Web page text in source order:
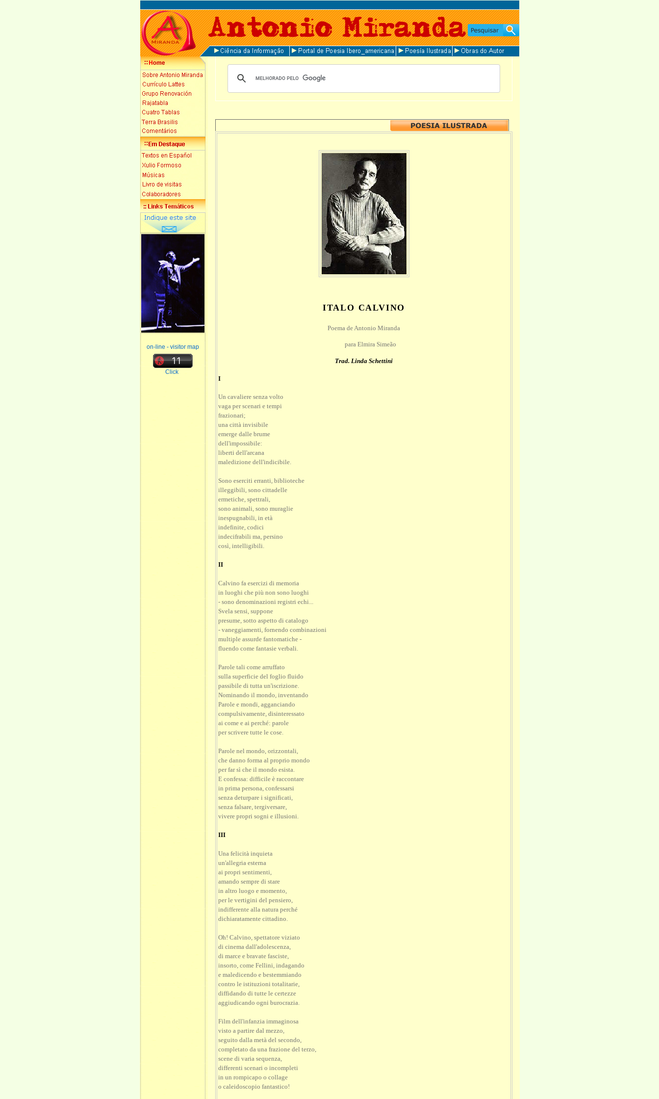
on-line - visitor map
Click
ITALO CALVINO
Poema de Antonio Miranda
para Elmira Simeão
Trad. Linda Schettini
I
Un cavaliere senza volto
vaga per scenari e tempi
frazionari;
una città invisibile
emerge dalle brume
dell'impossibile:
liberti dell'arcana
maledizione dell'indicibile.
Sono eserciti erranti, biblioteche
illeggibili, sono cittadelle
ermetiche, spettrali,
sono animali, sono muraglie
inespugnabili, in età
indefinite, codici
indecifrabili ma, persino
così, intelligibili.
II
Calvino fa esercizi di memoria
in luoghi che più non sono luoghi
- sono denominazioni registri echi...
Svela sensi, suppone
presume, sotto aspetto di catalogo
- vaneggiamenti, fornendo combinazioni
multiple assurde fantomatiche -
fluendo come fantasie verbali.
Parole tali come arruffato
sulla superficie del foglio fluido
passibile di tutta un'iscrizione.
Nominando il mondo, inventando
Parole e mondi, agganciando
compulsivamente, disinteressato
ai come e ai perché: parole
per scrivere tutte le cose.
Parole nel mondo, orizzontali,
che danno forma al proprio mondo
per far sì che il mondo esista.
E confessa: difficile è raccontare
in prima persona, confessarsi
senza deturpare i significati,
senza falsare, tergiversare,
vivere propri sogni e illusioni.
III
Una felicità inquieta
un'allegria esterna
ai propri sentimenti,
amando sempre di stare
in altro luogo e momento,
per le vertigini del pensiero,
indifferente alla natura perché
dichiaratamente cittadino.
Oh! Calvino, spettatore viziato
di cinema dall'adolescenza,
di marce e bravate fasciste,
insorto, come Fellini, indagando
e maledicendo e bestemmiando
contro le istituzioni totalitarie,
diffidando di tutte le certezze
aggiudicando ogni burocrazia.
Film dell'infanzia immaginosa
visto a partire dal mezzo,
seguito dalla metà del secondo,
completato da una frazione del terzo,
scene di varia sequenza,
differenti scenari o incompleti
in un rompicapo o collage
o caleidoscopio fantastico!